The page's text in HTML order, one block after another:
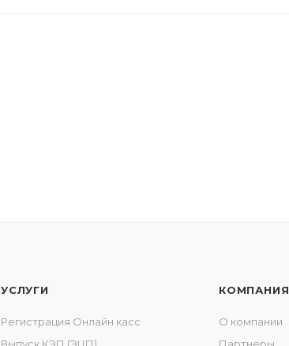
УСЛУГИ
Регистрация Онлайн касс
КОМПАНИЯ
О компании